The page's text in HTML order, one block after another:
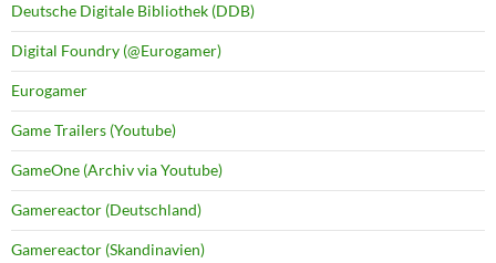
Deutsche Digitale Bibliothek (DDB)
Digital Foundry (@Eurogamer)
Eurogamer
Game Trailers (Youtube)
GameOne (Archiv via Youtube)
Gamereactor (Deutschland)
Gamereactor (Skandinavien)